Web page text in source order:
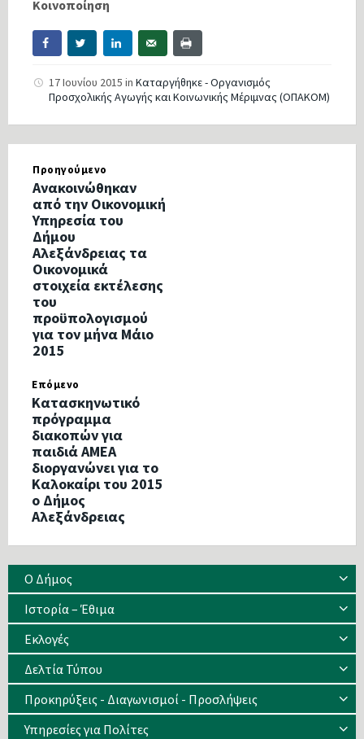
Κοινοποίηση
17 Ιουνίου 2015 in Καταργήθηκε - Οργανισμός
Προσχολικής Αγωγής και Κοινωνικής Μέριμνας (ΟΠΑΚΟΜ)
Προηγούμενο
Ανακοινώθηκαν
από την Οικονομική
Υπηρεσία του
Δήμου
Αλεξάνδρειας τα
Οικονομικά
στοιχεία εκτέλεσης
του
προϋπολογισμού
για τον μήνα Μάιο
2015
Επόμενο
Κατασκηνωτικό
πρόγραμμα
διακοπών για
παιδιά ΑΜΕΑ
διοργανώνει για το
Καλοκαίρι του 2015
ο Δήμος
Αλεξάνδρειας
Ο Δήμος
Ιστορία – Έθιμα
Eκλογές
Δελτία Τύπου
Προκηρύξεις - Διαγωνισμοί - Προσλήψεις
Υπηρεσίες για Πολίτες